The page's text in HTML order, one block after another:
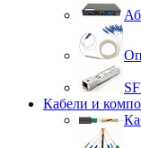
Кабели и